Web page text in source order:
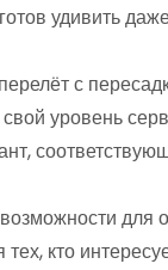
удивить
с
уровень
для
кто